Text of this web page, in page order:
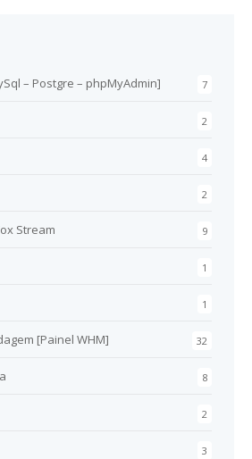
7
– Postgre – phpMyAdmin]
2
4
2
9
Stream
1
1
32
[Painel WHM]
8
2
3